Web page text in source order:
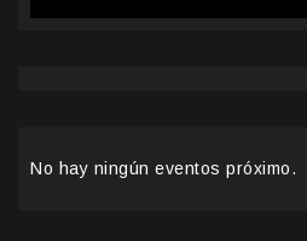
No hay ningún eventos próximo.